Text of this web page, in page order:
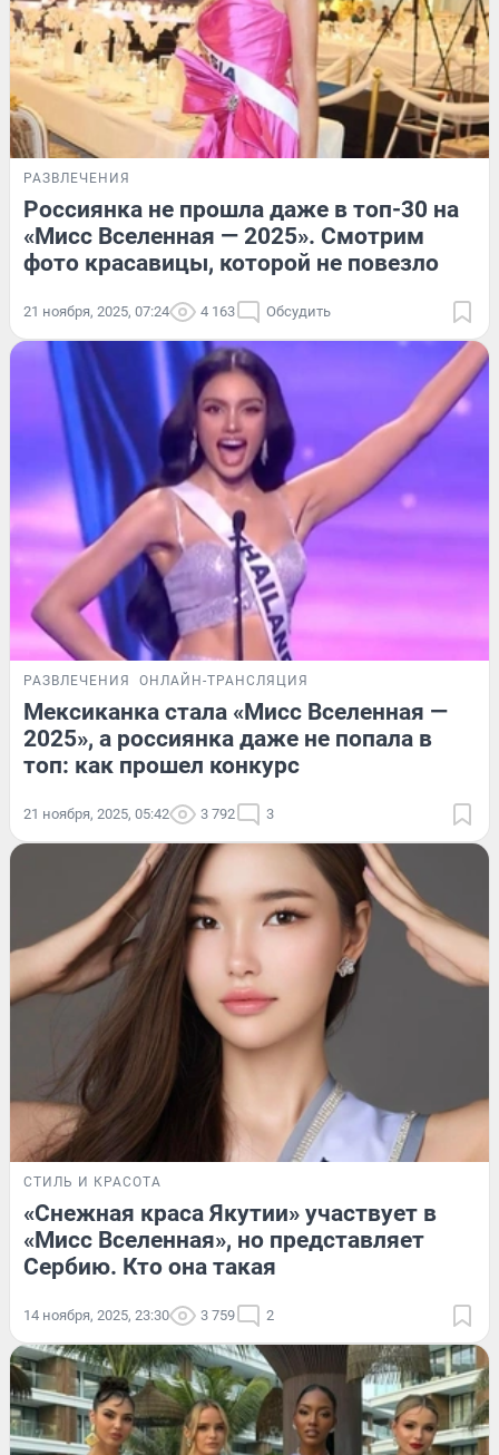
РАЗВЛЕЧЕНИЯ
Россиянка не прошла даже в топ-30 на
«Мисс Вселенная — 2025». Смотрим
фото красавицы, которой не повезло
21 ноября, 2025, 07:24 4 163 Обсудить
РАЗВЛЕЧЕНИЯ ОНЛАЙН-ТРАНСЛЯЦИЯ
Мексиканка стала «Мисс Вселенная —
2025», а россиянка даже не попала в
топ: как прошел конкурс
21 ноября, 2025, 05:42 3 792 3
СТИЛЬ И КРАСОТА
«Снежная краса Якутии» участвует в
«Мисс Вселенная», но представляет
Сербию. Кто она такая
14 ноября, 2025, 23:30 3 759 2